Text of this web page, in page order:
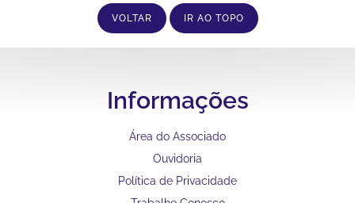
VOLTAR IR AO TOPO
Informações
Área do Associado
Ouvidoria
Política de Privacidade